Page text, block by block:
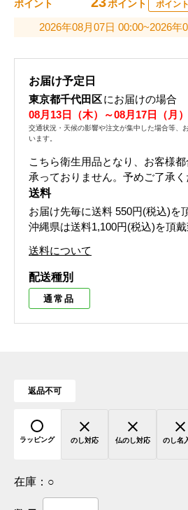
ポイント ポイント ポイン
2026年08月07日 00:00~2026年
お届け予定日
東京都千代田区にお届けの場合
08月13日（木）～08月17日（月）
交通状況・天候の影響や注文が集中した場合等、
います。
こちら衛生用品となり、お客様
承っておりません。予めご了承く
送料
お届け先毎に送料 550円(税込)を
沖縄県は送料1,100円(税込)を頂戴
送料について
配送種別
通常品
返品不可
ラッピング のし対応 仏のし対応 のし名
在庫： ○